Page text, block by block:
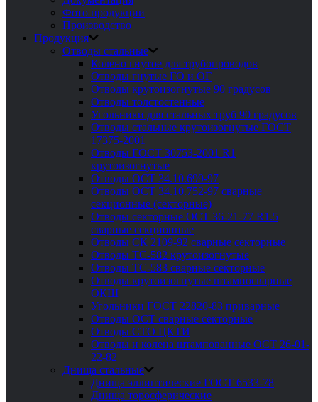
Фото продукции
Производство
Продукция
Отводы стальные
Колено гнутое для трубопроводов
Отводы гнутые ГО и ОГ
Отводы крутоизогнутые 90 градусов
Отводы толстостенные
Угольники для стальных труб 90 градусов
Отводы стальные крутоизогнутые ГОСТ
17375-2001
Отводы ГОСТ 30753-2001 R1
крутоизогнутые
Отводы ОСТ 34.10.699-97
Отводы ОСТ 34.10.752-97 сварные
секционные (секторные)
Отводы секторные ОСТ 36-21-77 R1.5
сварные секционные
Отводы СК 2109-92 сварные секторные
Отводы ТС-582 крутоизогнутые
Отводы ТС-583 сварные секторные
Отводы крутоизогнутые штампосварные
ОКШ
Угольники ГОСТ 22820-83 приварные
Отводы ОСТ сварные секторные
Отводы СТО ЦКТИ
Отводы и колена штампованные ОСТ 26-01-
22-82
Днища стальные
Днища эллиптические ГОСТ 6533-78
Днища торосферические